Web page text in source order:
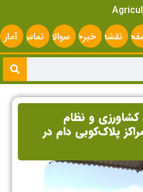
نقشه
سایت
خبرخوانسوالات
متداول
تماس
با ما
آمار
و نظام
پلاک‌کوبی دام در